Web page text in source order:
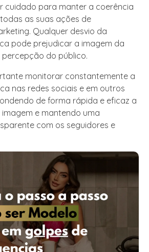
cuidado para manter a coerência
as suas ações de
Qualquer desvio da
pode prejudicar a imagem da
do público.
monitorar constantemente a
nas redes sociais e em outros
de forma rápida e eficaz a
imagem e mantendo uma
com os seguidores e